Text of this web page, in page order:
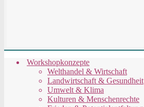
Workshopkonzepte
Welthandel & Wirtschaft
Landwirtschaft & Gesundheit
Umwelt & Klima
Kulturen & Menschenrechte